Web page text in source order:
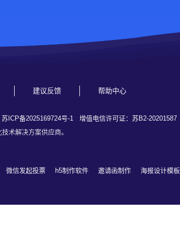
建议反馈 帮助中心
苏ICP备2025169724号-1 增值电信许可证：苏B2-20201587
术解决方案供应商。
微信发起投票 h5制作软件 邀请函制作 海报设计模板